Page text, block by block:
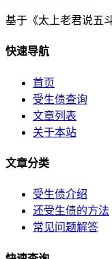
基于《太上老君说五
快速导航
首页
受生债查询
文章列表
关于本站
文章分类
受生债介绍
还受生债的方法
常见问题解答